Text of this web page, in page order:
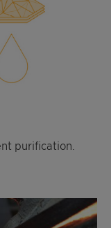
purification.